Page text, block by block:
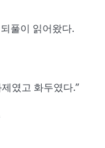
풀이 읽어왔다.
였고 화두였다.”